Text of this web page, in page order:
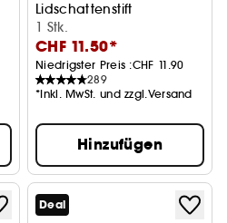
Lidschattenstift
1 Stk.
CHF 11.50*
Niedrigster Preis :CHF 11.90
289
*Inkl. MwSt. und zzgl.Versand
Hinzufügen
Deal